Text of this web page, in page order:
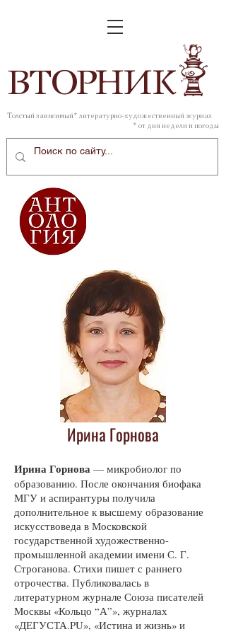
ВТОРНИК
Толстый зависимый* литературно-художественный журнал
* от дня недели и погоды
Ирина Горнова
Ирина Горнова — микробиолог по
образованию. После окончания биофака
МГУ и аспирантуры получила
дополнительное к высшему образование
искусствоведа в Московской
государственной художественно-
промышленной академии имени С. Г.
Строганова. Стихи пишет с раннего
отрочества. Публиковалась в
литературном журнале Союза писателей
Москвы «Кольцо “А”», журналах
«ДЕГУСТА.PU», «Истина и жизнь» и